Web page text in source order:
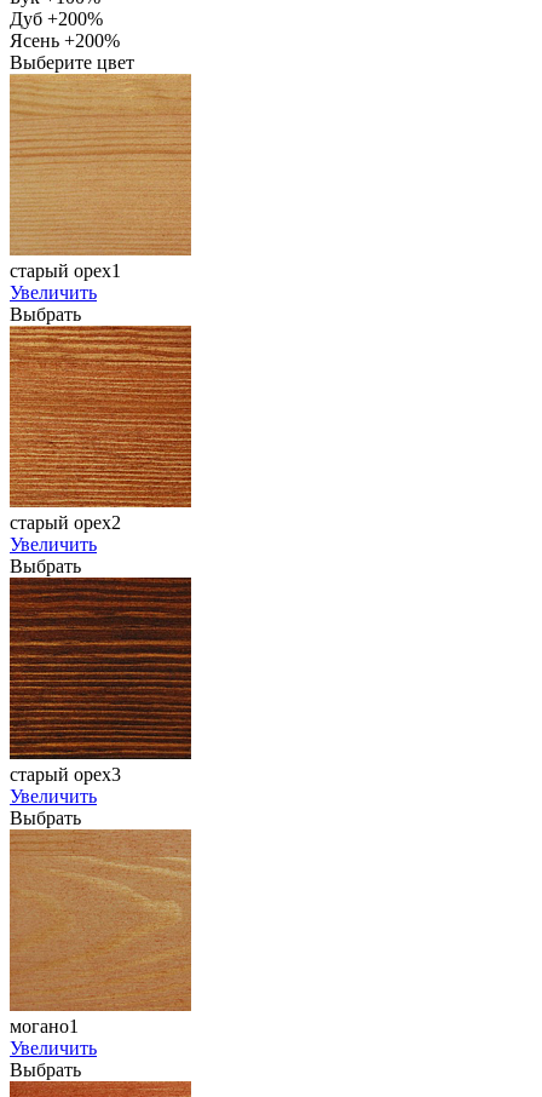
Дуб +200%
Ясень +200%
Выберите цвет
старый орех1
Увеличить
Выбрать
старый орех2
Увеличить
Выбрать
старый орех3
Увеличить
Выбрать
могано1
Увеличить
Выбрать